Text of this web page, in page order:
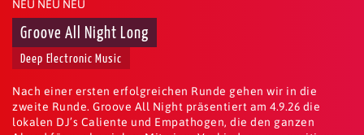
NEU NEU NEU
Groove All Night Long
Deep Electronic Music
Nach einer ersten erfolgreichen Runde gehen wir in die
zweite Runde. Groove All Night präsentiert am 4.9.26 die
lokalen DJ’s Caliente und Empathogen, die den ganzen